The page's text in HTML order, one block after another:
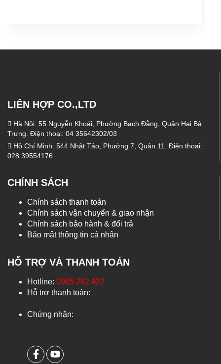
LIÊN HỢP CO.,LTD
Hà Nội: 55 Nguyễn Khoái, Phường Bạch Đằng, Quận Hai Bà
Trưng. Điện thoại: 04 35642302/03
Hồ Chí Minh: 544 Nhật Tảo, Phường 7, Quận 11. Điện thoại:
028 39554176
CHÍNH SÁCH
Chính sách thanh toán
Chính sách vận chuyển & giao nhận
Chính sách bảo hành & đổi trả
Bảo mật thông tin cá nhân
HỖ TRỢ VÀ THANH TOÁN
Hotline: 0965 262 422
Hỗ trợ thanh toán:
Chứng nhận: